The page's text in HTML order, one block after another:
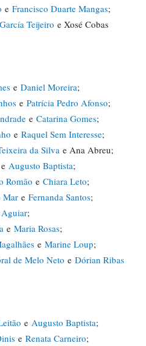
e Francisco Duarte Mangas;
Teijeiro e Xosé Cobas
e Daniel Moreira;
e Patrícia Pedro Afonso;
e Catarina Gomes;
e Raquel Sem Interesse;
da Silva e Ana Abreu;
e Augusto Baptista;
Romão e Chiara Leto;
Mar e Fernanda Santos;
;
e Maria Rosas;
e Marine Loup;
de Melo Neto e Dórian Ribas
e Augusto Baptista;
e Renata Carneiro;